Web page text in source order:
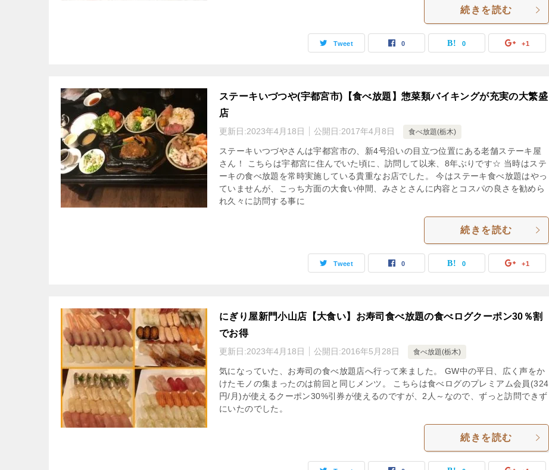
続きを読む
Tweet 0 0 +1
ステーキいづつや(宇都宮市)【食べ放題】惣菜類バイキングが充実の大繁盛
店
更新日:2023年4月18日 公開日:2017年4月8日 食べ放題(栃木)
ステーキいつづやさんは宇都宮市の、新4号沿いの目立つ位置にある老舗ステーキ屋
さん！ こちらは宇都宮に住んでいた頃に、訪問して以来、8年ぶりです☆ 当時はステ
ーキの食べ放題を常時実施している貴重なお店でした。 今はステーキ食べ放題はやっ
ていませんが、こっち方面の大食い仲間、みさとさんに内容とコスパの良さを勧めら
れ久々に訪問する事に
続きを読む
Tweet 0 0 +1
にぎり屋新門小山店【大食い】お寿司食べ放題の食べログクーポン30％割
でお得
更新日:2023年4月18日 公開日:2016年5月28日 食べ放題(栃木)
気になっていた、お寿司の食べ放題店へ行って来ました。 GW中の平日、広く声をか
けたモノの集まったのは前回と同じメンツ。 こちらは食べログのプレミアム会員(324
円/月)が使えるクーポン30%引券が使えるのですが、2人～なので、ずっと訪問できず
にいたのでした。
続きを読む